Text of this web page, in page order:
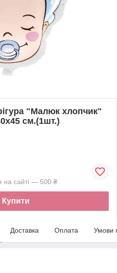
"Малюк хлопчик"
см.(1шт.)
на сайті — 500 ₴
Купити
Доставка Оплата Умови